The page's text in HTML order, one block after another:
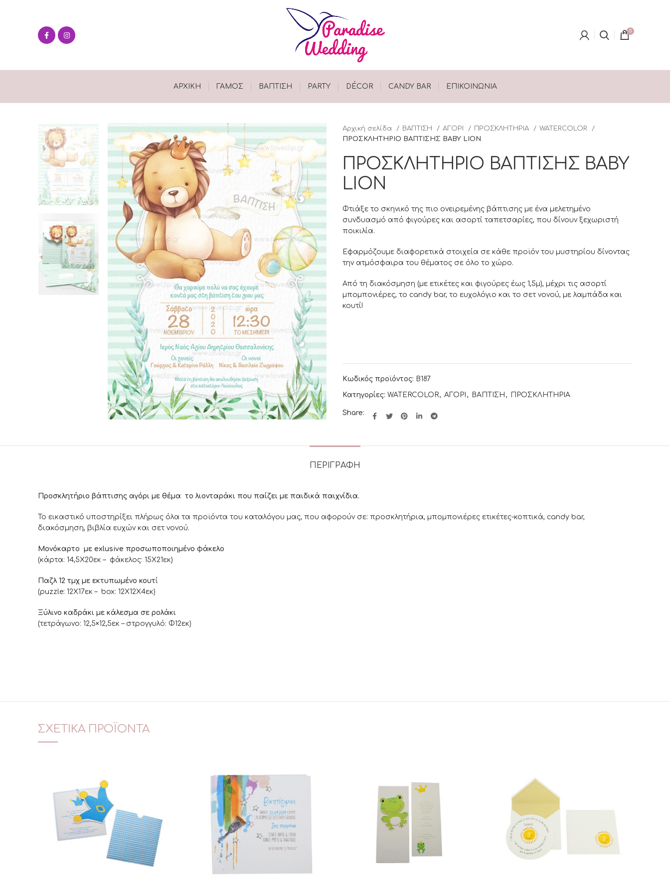
0
ΑΡΧΙΚΉ ΓΑΜΟΣ ΒΑΠΤΙΣΗ PARTY DÉCOR CANDY BAR ΕΠΙΚΟΙΝΩΝΊΑ
Αρχική σελίδα ΒΑΠΤΙΣΗ ΑΓΟΡΙ ΠΡΟΣΚΛΗΤΗΡΙΑ
WATERCOLOR
ΠΡΟΣΚΛΗΤΗΡΙΟ ΒΑΠΤΙΣΗΣ BABY LION
ΠΡΟΣΚΛΗΤΗΡΙΟ ΒΑΠΤΙΣΗΣ BABY
LION
Φτιάξε το σκηνικό της πιο ονειρεμένης βάπτισης με ένα μελετημένο
συνδυασμό από φιγούρες και ασορτί ταπετσαρίες, που δίνουν ξεχωριστή
ποικιλία.
Εφαρμόζουμε διαφορετικά στοιχεία σε κάθε προϊόν του μυστηρίου δίνοντας
την ατμόσφαιρα του θέματος σε όλο το χώρο.
Από τη διακόσμηση (με ετικέτες και φιγούρες έως 1,5μ), μέχρι τις ασορτί
μπομπονιέρες, το candy bar, το ευχολόγιο και το σετ νονού, με λαμπάδα και
κουτί!
Κωδικός προϊόντος: B187
Κατηγορίες: WATERCOLOR, ΑΓΟΡΙ , ΒΑΠΤΙΣΗ , ΠΡΟΣΚΛΗΤΗΡΙΑ
Share:
ΠΕΡΙΓΡΑΦΉ
Προσκλητήριο βάπτισης αγόρι με θέμα το λιονταράκι που παίζει με παιδικά παιχνίδια.
Το εικαστικό υποστηρίξει πλήρως όλα τα προϊόντα του καταλόγου μας, που αφορούν σε: προσκλητήρια, μπομπονιέρες ετικέτες-κοπτικά, candy bar,
διακόσμηση, βιβλία ευχών και σετ νονού.
Μονόκαρτο με exlusive προσωποποιημένο φάκελο
(κάρτα: 14,5Χ20εκ – φάκελος: 15Χ21εκ)
Παζλ 12 τμχ με εκτυπωμένο κουτί
(puzzle: 12Χ17εκ – box: 12Χ12X4εκ)
Ξύλινο καδράκι με κάλεσμα σε ρολάκι
(τετράγωνο: 12,5×12,5εκ – στρογγυλό: Φ12εκ)
ΣΧΕΤΙΚΆ ΠΡΟΪΌΝΤΑ